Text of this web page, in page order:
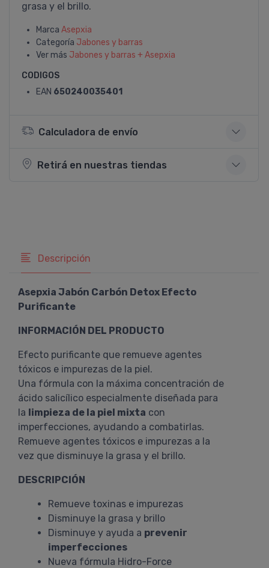
grasa y el brillo.
Marca Asepxia
Categoría Jabones y barras
Ver más Jabones y barras + Asepxia
CODIGOS
EAN 650240035401
Calculadora de envío
Retirá en nuestras tiendas
Descripción
Asepxia Jabón Carbón Detox Efecto
Purificante
INFORMACIÓN DEL PRODUCTO
Efecto purificante que remueve agentes
tóxicos e impurezas de la piel.
Una fórmula con la máxima concentración de
ácido salicílico especialmente diseñada para
la limpieza de la piel mixta con
imperfecciones, ayudando a combatirlas.
Remueve agentes tóxicos e impurezas a la
vez que disminuye la grasa y el brillo.
DESCRIPCIÓN
Remueve toxinas e impurezas
Disminuye la grasa y brillo
Disminuye y ayuda a prevenir
imperfecciones
Nueva fórmula Hidro-Force